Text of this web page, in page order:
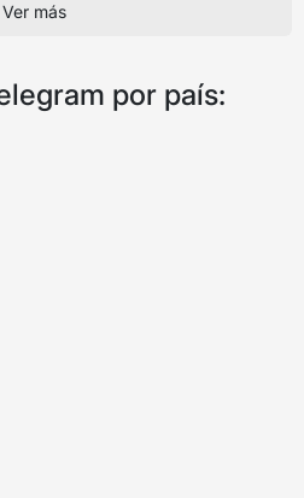
Ver más
por país: